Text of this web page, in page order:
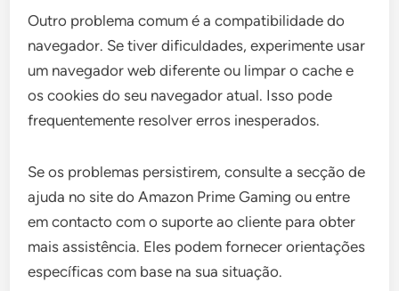
Outro problema comum é a compatibilidade do
navegador. Se tiver dificuldades, experimente usar
um navegador web diferente ou limpar o cache e
os cookies do seu navegador atual. Isso pode
frequentemente resolver erros inesperados.
Se os problemas persistirem, consulte a secção de
ajuda no site do Amazon Prime Gaming ou entre
em contacto com o suporte ao cliente para obter
mais assistência. Eles podem fornecer orientações
específicas com base na sua situação.